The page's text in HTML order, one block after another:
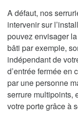
A défaut, nos
intervenir sur
pouvez envisager
bâti par exemple,
indépendant de
d’entrée fermée en
par une personne
serrure multipoints,
votre porte grâce à